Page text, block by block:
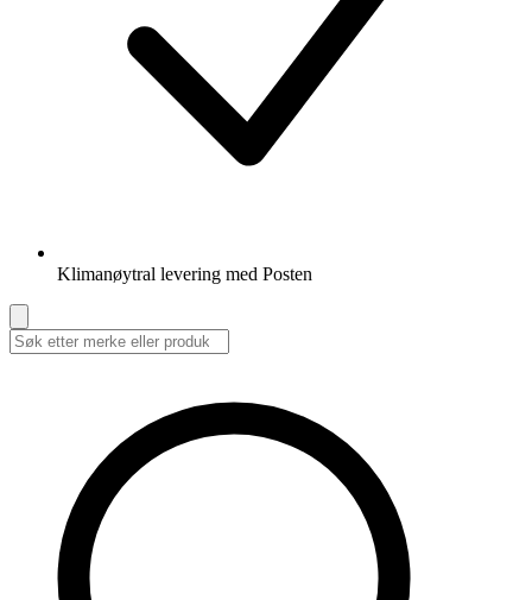
Klimanøytral levering med Posten